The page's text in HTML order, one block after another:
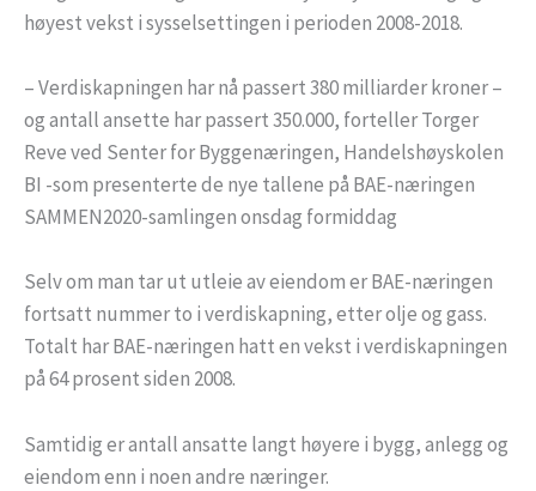
høyest vekst i sysselsettingen i perioden 2008-2018.
– Verdiskapningen har nå passert 380 milliarder kroner –
og antall ansette har passert 350.000, forteller Torger
Reve ved Senter for Byggenæringen, Handelshøyskolen
BI -som presenterte de nye tallene på BAE-næringen
SAMMEN2020-samlingen onsdag formiddag
Selv om man tar ut utleie av eiendom er BAE-næringen
fortsatt nummer to i verdiskapning, etter olje og gass.
Totalt har BAE-næringen hatt en vekst i verdiskapningen
på 64 prosent siden 2008.
Samtidig er antall ansatte langt høyere i bygg, anlegg og
eiendom enn i noen andre næringer.